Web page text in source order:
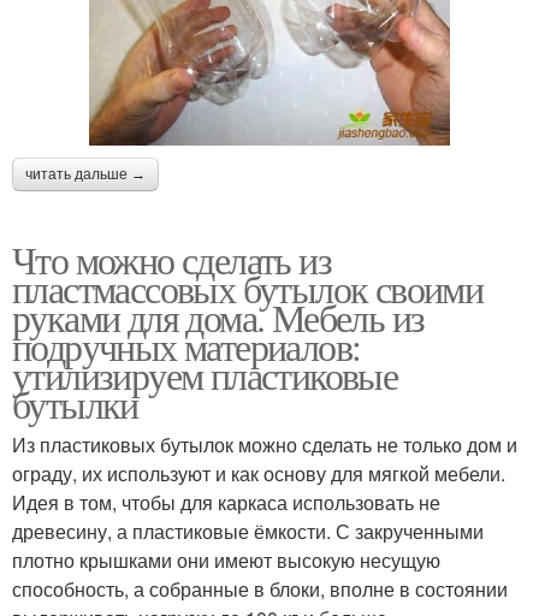
читать дальше →
Что можно сделать из
пластмассовых бутылок своими
руками для дома. Мебель из
подручных материалов:
утилизируем пластиковые
бутылки
Из пластиковых бутылок можно сделать не только дом и
ограду, их используют и как основу для мягкой мебели.
Идея в том, чтобы для каркаса использовать не
древесину, а пластиковые ёмкости. С закрученными
плотно крышками они имеют высокую несущую
способность, а собранные в блоки, вполне в состоянии